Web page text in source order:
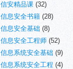
信安精品课 (32)
信息安全书籍 (28)
信息安全基础 (8)
信息安全工程师 (52)
信息系统安全基础 (9)
信息系统安全工程 (4)